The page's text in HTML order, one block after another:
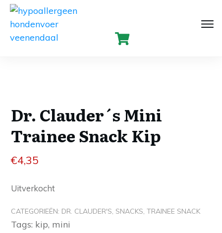
Dr. Clauder´s Mini
Trainee Snack Kip
€4,35
Uitverkocht
CATEGORIEËN: DR. CLAUDER'S, SNACKS, TRAINEE SNACK
Tags: kip, mini